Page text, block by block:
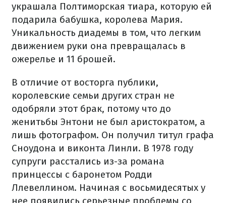
украшала Полтиморская тиара, которую ей
подарила бабушка, королева Мария.
Уникальность диадемы в том, что легким
движением руки она превращалась в
ожерелье и 11 брошей.
В отличие от восторга публики,
королевские семьи других стран не
одобряли этот брак, потому что до
женитьбы Энтони не был аристократом, а
лишь фотографом. Он получил титул графа
Сноудона и виконта Линли. В 1978 году
супруги расстались из-за романа
принцессы с баронетом Родди
Ллевеллином. Начиная с восьмидесятых у